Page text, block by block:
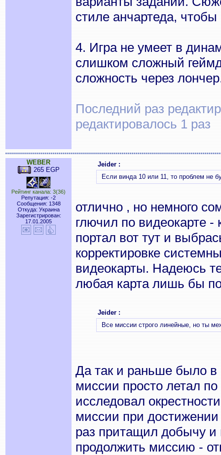
стиле анчартеда,
4. Игра не умеет в
слишком сложный
сложность через
Последний раз
редактировалось 1 раз
WEBER
265 EGP
Рейтинг канала: 3(36)
Репутация: -2
Сообщения: 1348
Откуда: Украина
Зарегистрирован:
17.01.2005
Jeider :
Если винда 10 или 11, то проблем не
отлично , но немного
глючил по видеокарте -
портал вот тут и
корректировке
видеокарты. Надеюсь
любая карта лишь бы
Jeider :
Все миссии строго линейные, но ты
Да так и раньше было
миссии просто летал
исследовал
миссии при
раз притащил добычу и
продолжить миссию -